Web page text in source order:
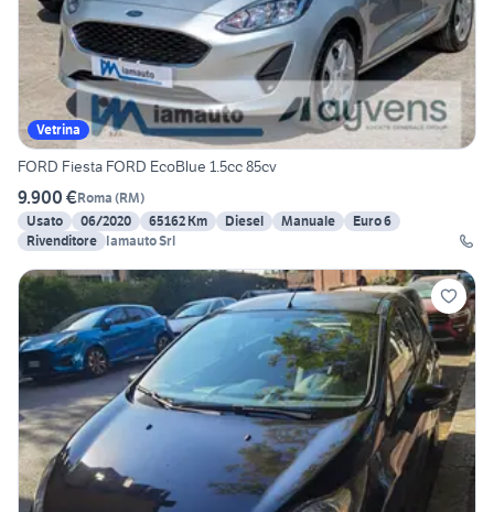
Vetrina
FORD Fiesta FORD EcoBlue 1.5cc 85cv
9.900 €Roma (RM)
Usato
06/2020 65162 Km Diesel Manuale
Euro 6
Rivenditore Iamauto Srl